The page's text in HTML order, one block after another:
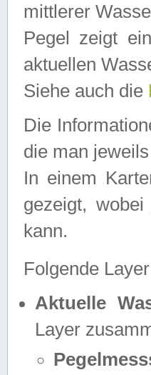
mittlerer
Pegel zeigt
aktuellen
Siehe auch die
Die
die man
In einem
gezeigt,
kann.
Folgende
Aktuelle
Layer